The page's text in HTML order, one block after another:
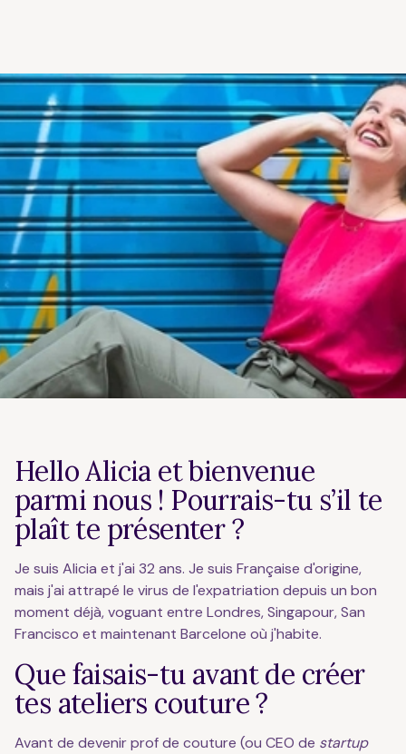
Hello Alicia et bienvenue
parmi nous ! Pourrais-tu s’il te
plaît te présenter ?
Je suis Alicia et j'ai 32 ans. Je suis Française d'origine,
mais j'ai attrapé le virus de l'expatriation depuis un bon
moment déjà, voguant entre Londres, Singapour, San
Francisco et maintenant Barcelone où j'habite.
Que faisais-tu avant de créer
tes ateliers couture ?
Avant de devenir prof de couture (ou CEO de startup